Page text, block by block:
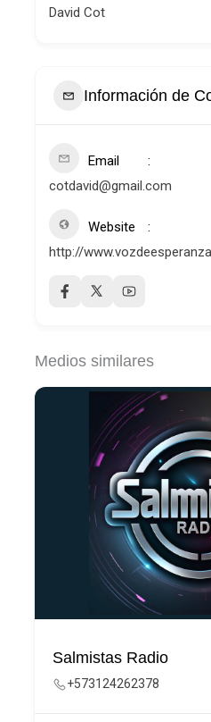
David Cot
Información de
Email
cotdavid@gmail.com
Website
http://
Medios similares
Salmistas Radio
+573124262378